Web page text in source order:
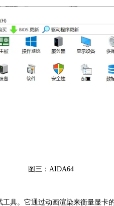
图三：AIDA64
工具。它通过动画渲染来衡量显卡